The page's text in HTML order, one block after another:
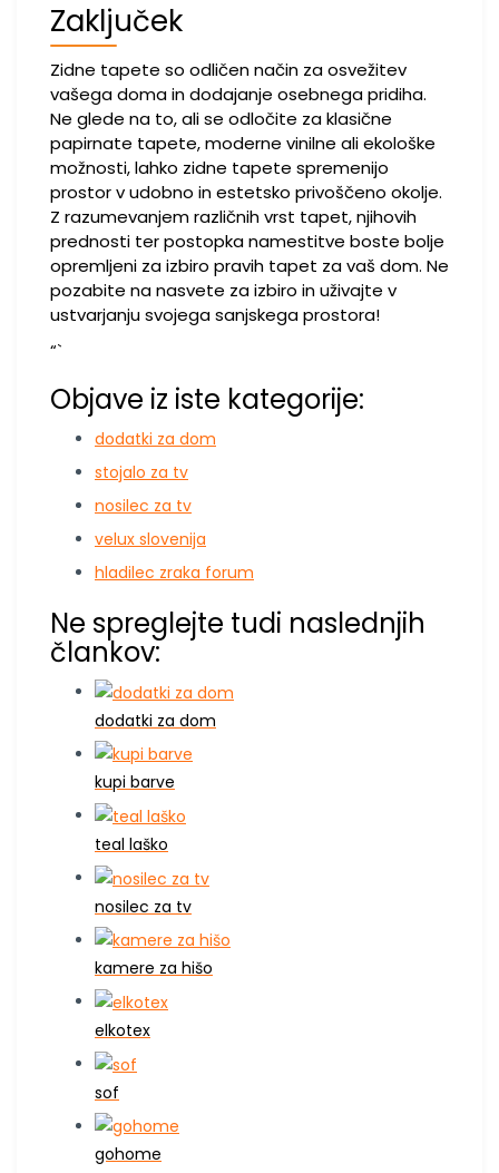
Zaključek
Zidne tapete so odličen način za osvežitev
vašega doma in dodajanje osebnega pridiha.
Ne glede na to, ali se odločite za klasične
papirnate tapete, moderne vinilne ali ekološke
možnosti, lahko zidne tapete spremenijo
prostor v udobno in estetsko privoščeno okolje.
Z razumevanjem različnih vrst tapet, njihovih
prednosti ter postopka namestitve boste bolje
opremljeni za izbiro pravih tapet za vaš dom. Ne
pozabite na nasvete za izbiro in uživajte v
ustvarjanju svojega sanjskega prostora!
“`
Objave iz iste kategorije:
dodatki za dom
stojalo za tv
nosilec za tv
velux slovenija
hladilec zraka forum
Ne spreglejte tudi naslednjih
člankov:
dodatki za dom
kupi barve
teal laško
nosilec za tv
kamere za hišo
elkotex
sof
gohome